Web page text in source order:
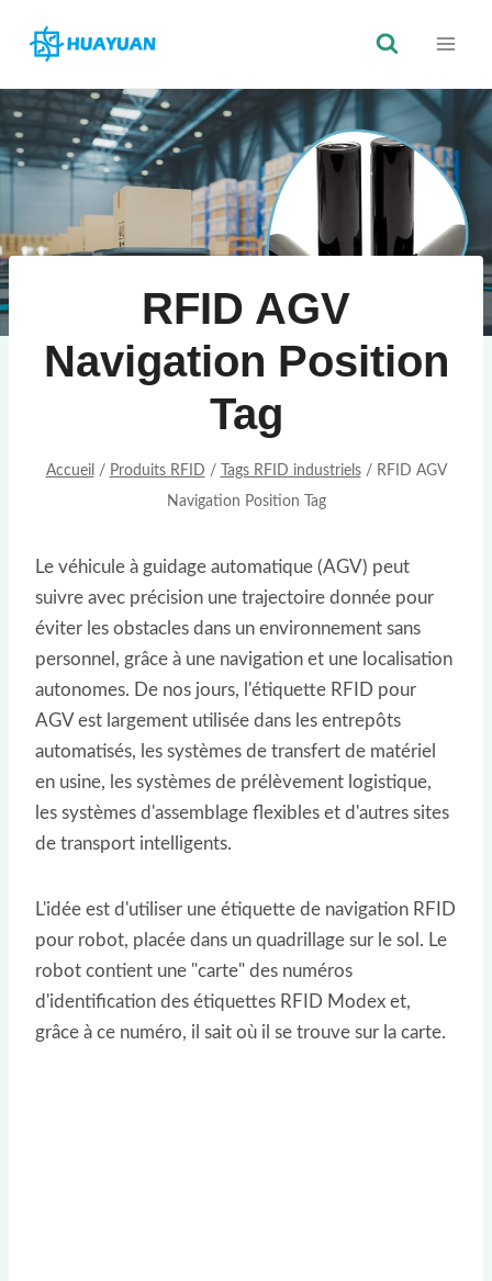
RFID AGV
Navigation Position
Tag
Accueil / Produits RFID / Tags RFID industriels / RFID AGV
Navigation Position Tag
Le véhicule à guidage automatique (AGV) peut
suivre avec précision une trajectoire donnée pour
éviter les obstacles dans un environnement sans
personnel, grâce à une navigation et une localisation
autonomes. De nos jours, l'étiquette RFID pour
AGV est largement utilisée dans les entrepôts
automatisés, les systèmes de transfert de matériel
en usine, les systèmes de prélèvement logistique,
les systèmes d'assemblage flexibles et d'autres sites
de transport intelligents.
L'idée est d'utiliser une étiquette de navigation RFID
pour robot, placée dans un quadrillage sur le sol. Le
robot contient une "carte" des numéros
d'identification des étiquettes RFID Modex et,
grâce à ce numéro, il sait où il se trouve sur la carte.